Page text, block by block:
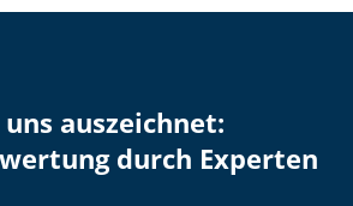
uns auszeichnet:
durch Experten